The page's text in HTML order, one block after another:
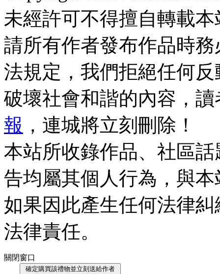
未經許可不得擅自轉載
請所有作者發布作品時
法規定，我們拒絕任何
破壞社會和諧的內容，
報 ，連城將立刻刪除！
本站所收錄作品、社區
告均屬其個人行為，與
如果因此產生任何法律
法律責任。
關閉窗口